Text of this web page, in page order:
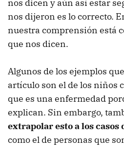
nos dicen y aún así estar
nos dijeron es lo correcto.
nuestra comprensión está
que nos dicen.
Algunos de los ejemplos
artículo son el de los niños
que es una enfermedad
explican. Sin embargo,
extrapolar esto a los
como el de personas que